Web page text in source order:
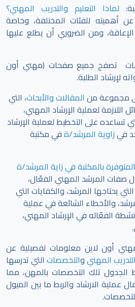
لماذا التعليم والتدريب المهني؟
أهميته للفئات المختلفة، وخاصة
ومن الضروري أن يطلع عليها
تصفح جميع صفحات (مهني أون
لإرشاد الطلبة.
مجموعة من المقالات والأبحاث، التي
اللازمة لعملية الإرشاد المهني،
تساعده على التخطيط لعملية الإرشاد
فيزاوية المرشد/ةفي مكتبة
بالمكتبة في زاية المرشد/ة
المرشد المهني الفعّال،
يحتاجها المرشد، والكفايات التي
والأخطاء الشائعة في عملية
الفعّاله في الإرشاد المهني،
أون لاين معلومات تفصيلية عن
المهنيوالتخصصات التي تدرسها
تلك التخصصات بالمهن، مما
عملية الارشاد والربط ما بين الميول